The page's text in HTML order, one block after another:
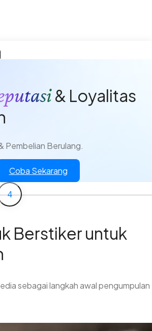
& Loyalitas
Pembelian Berulang.
Coba Sekarang
4
Berstiker untuk
sebagai langkah awal pengumpulan